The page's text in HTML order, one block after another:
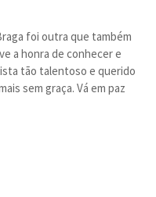
foi outra que também
a honra de conhecer e
tão talentoso e querido
sem graça. Vá em paz